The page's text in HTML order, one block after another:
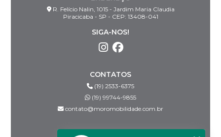
R. Felício Nalin, 1015 - Jardim Maria Claudia
Piracicaba - SP - CEP: 13408-041
SIGA-NOS!
CONTATOS
(19) 2533-6375
(19) 99744-9855
contato@moromobilidade.com.br